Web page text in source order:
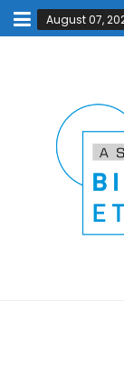
August 07,